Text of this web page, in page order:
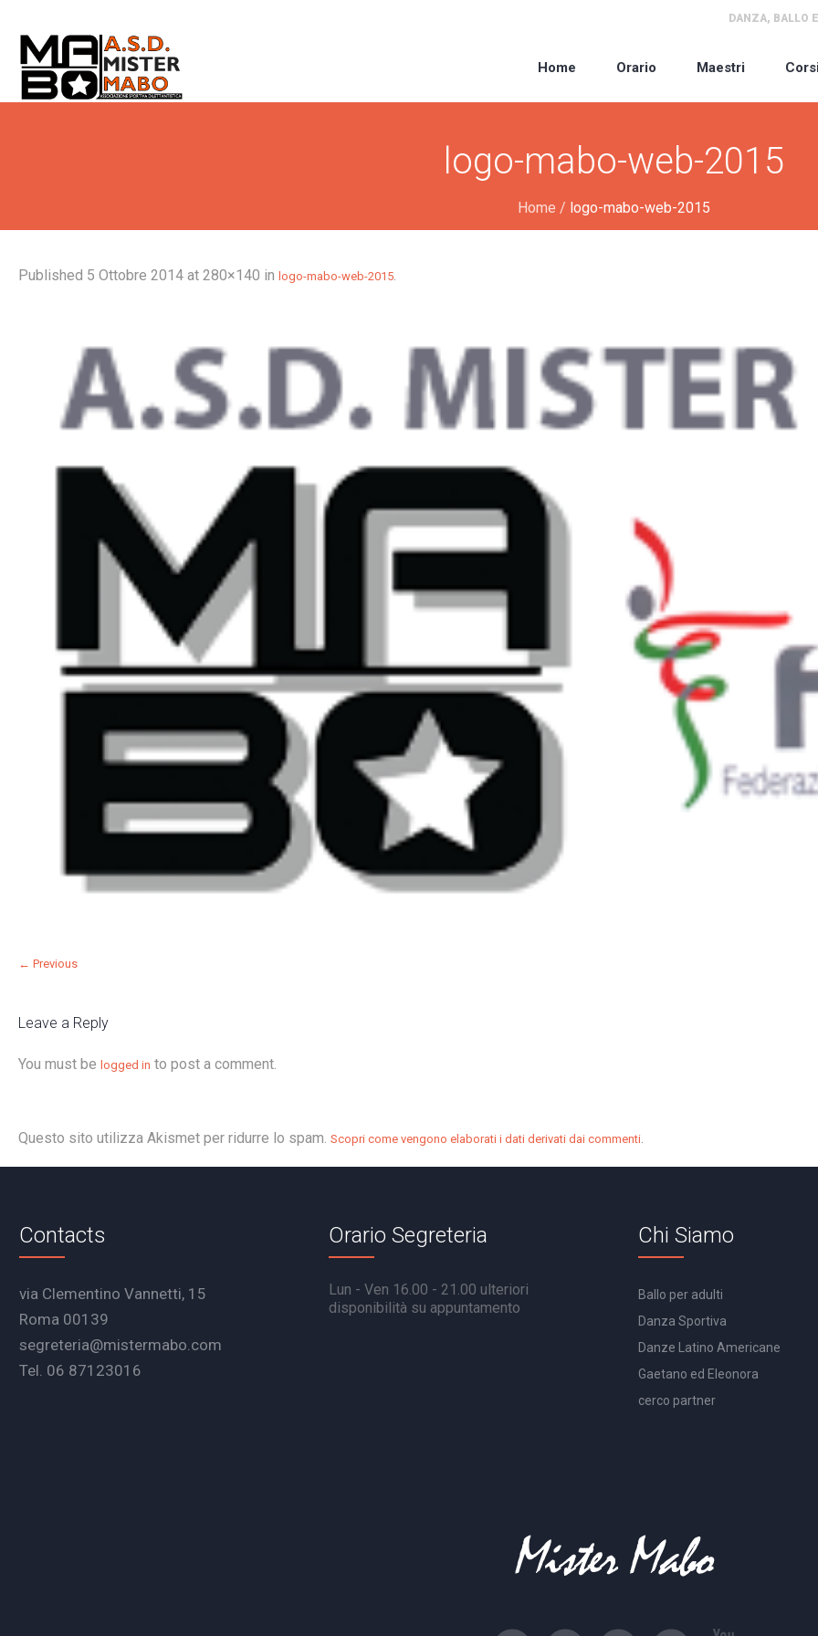
DANZA, BALLO
Home Orario Maestri Corsi
logo-mabo-web-2015
Home / logo-mabo-web-2015
Published 5 Ottobre 2014 at 280×140 in logo-mabo-web-2015.
← Previous
Leave a Reply
You must be logged in to post a comment.
Questo sito utilizza Akismet per ridurre lo spam. Scopri come vengono elaborati i dati derivati dai commenti.
Contacts
via Clementino Vannetti, 15
Roma 00139
segreteria@mistermabo.com
Tel. 06 87123016
Orario Segreteria
Lun - Ven 16.00 - 21.00 ulteriori
disponibilità su appuntamento
Chi Siamo
Ballo per adulti
Danza Sportiva
Danze Latino Americane
Gaetano ed Eleonora
cerco partner